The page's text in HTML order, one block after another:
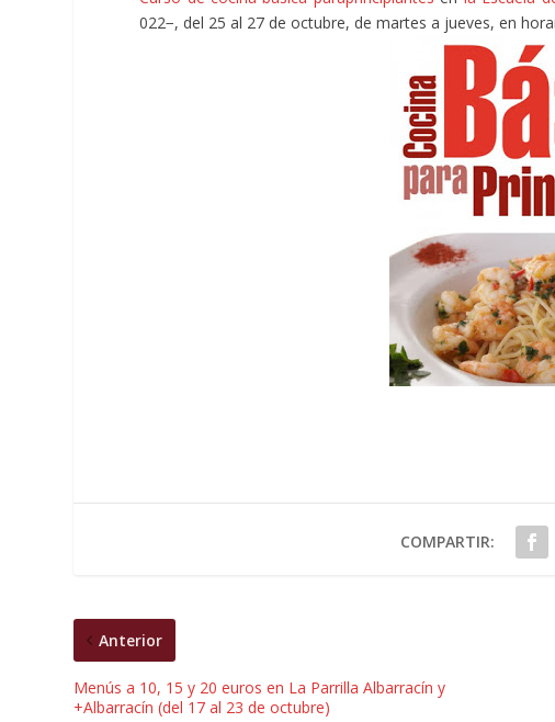
022−, del 25 al 27 de octubre, de martes a jueves, en
COMPARTIR:
Anterior
Menús a 10, 15 y 20 euros en La Parrilla Albarracín y
+Albarracín (del 17 al 23 de octubre)